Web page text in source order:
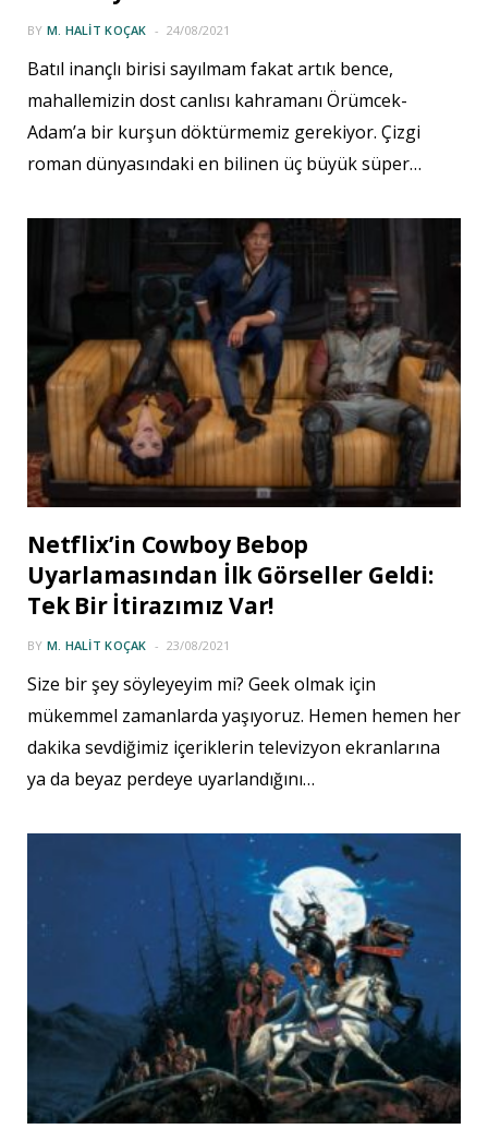
BY M. HALIT KOÇAK 24/08/2021
Batıl inançlı birisi sayılmam fakat artık bence,
mahallemizin dost canlısı kahramanı Örümcek-
Adam’a bir kurşun döktürmemiz gerekiyor. Çizgi
roman dünyasındaki en bilinen üç büyük süper…
Netflix’in Cowboy Bebop
Uyarlamasından İlk Görseller Geldi:
Tek Bir İtirazımız Var!
BY M. HALIT KOÇAK 23/08/2021
Size bir şey söyleyeyim mi? Geek olmak için
mükemmel zamanlarda yaşıyoruz. Hemen hemen her
dakika sevdiğimiz içeriklerin televizyon ekranlarına
ya da beyaz perdeye uyarlandığını…